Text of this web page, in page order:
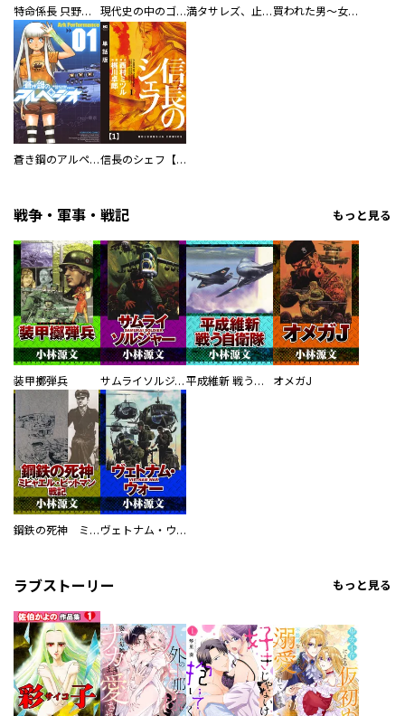
特命係長 只野仁ファイナル 愛蔵版 現代史の中のゴルゴ13 満タサレズ、止メラレズ 買われた男～女性限定快感セラピスト～【描き下ろしおまけ付き特装版】
蒼き鋼のアルペジオ 信長のシェフ【単話版】
戦争・軍事・戦記 もっと見る
装甲擲弾兵 サムライソルジャー SAMURAI SOLDIER 平成維新 戦う自衛隊 オメガJ
鋼鉄の死神 ミヒャエル・ビットマン戦記 ヴェトナム・ウォー VIETNAM WAR
ラブストーリー もっと見る